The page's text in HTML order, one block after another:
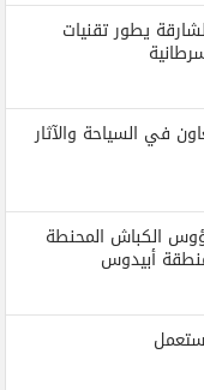
يطور تقنيات
في السياحة والآثار
عن أكثر من 2000 رؤوس الكباش المحنطة
أبيدوس